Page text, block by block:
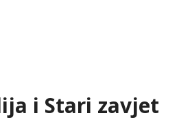
i Stari zavjet